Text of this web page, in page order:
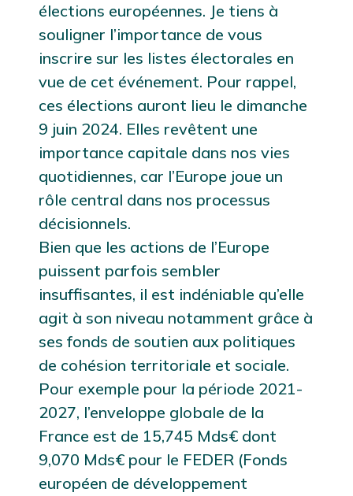
élections européennes. Je tiens à
souligner l’importance de vous
inscrire sur les listes électorales en
vue de cet événement. Pour rappel,
ces élections auront lieu le dimanche
9 juin 2024. Elles revêtent une
importance capitale dans nos vies
quotidiennes, car l’Europe joue un
rôle central dans nos processus
décisionnels.
Bien que les actions de l’Europe
puissent parfois sembler
insuffisantes, il est indéniable qu’elle
agit à son niveau notamment grâce à
ses fonds de soutien aux politiques
de cohésion territoriale et sociale.
Pour exemple pour la période 2021-
2027, l’enveloppe globale de la
France est de 15,745 Mds€ dont
9,070 Mds€ pour le FEDER (Fonds
européen de développement